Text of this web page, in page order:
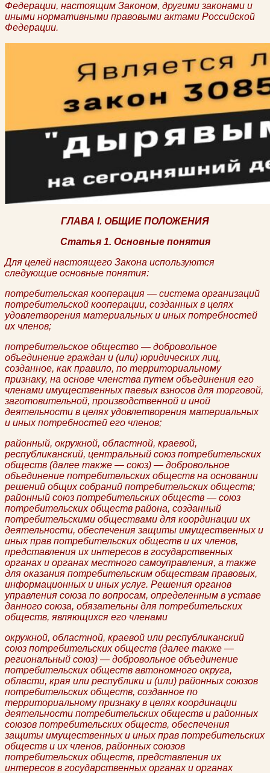
Федерации, настоящим Законом, другими законами и
иными нормативными правовыми актами Российской
Федерации.
ГЛАВА I. ОБЩИЕ ПОЛОЖЕНИЯ
Статья 1. Основные понятия
Для целей настоящего Закона используются
следующие основные понятия:
потребительская кооперация — система организаций
потребительской кооперации, созданных в целях
удовлетворения материальных и иных потребностей
их членов;
потребительское общество — добровольное
объединение граждан и (или) юридических лиц,
созданное, как правило, по территориальному
признаку, на основе членства путем объединения его
членами имущественных паевых взносов для торговой,
заготовительной, производственной и иной
деятельности в целях удовлетворения материальных
и иных потребностей его членов;
районный, окружной, областной, краевой,
республиканский, центральный союз потребительских
обществ (далее также — союз) — добровольное
объединение потребительских обществ на основании
решений общих собраний потребительских обществ;
районный союз потребительских обществ — союз
потребительских обществ района, созданный
потребительскими обществами для координации их
деятельности, обеспечения защиты имущественных и
иных прав потребительских обществ и их членов,
представления их интересов в государственных
органах и органах местного самоуправления, а также
для оказания потребительским обществам правовых,
информационных и иных услуг. Решения органов
управления союза по вопросам, определенным в уставе
данного союза, обязательны для потребительских
обществ, являющихся его членами
окружной, областной, краевой или республиканский
союз потребительских обществ (далее также —
региональный союз) — добровольное объединение
потребительских обществ автономного округа,
области, края или республики и (или) районных союзов
потребительских обществ, созданное по
территориальному признаку в целях координации
деятельности потребительских обществ и районных
союзов потребительских обществ, обеспечения
защиты имущественных и иных прав потребительских
обществ и их членов, районных союзов
потребительских обществ, представления их
интересов в государственных органах и органах